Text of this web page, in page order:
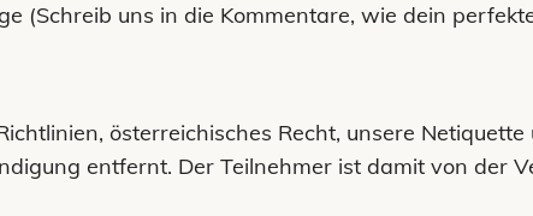
(Schreib uns in die Kommentare, wie dein
österreichisches Recht, unsere
entfernt. Der Teilnehmer ist damit von der